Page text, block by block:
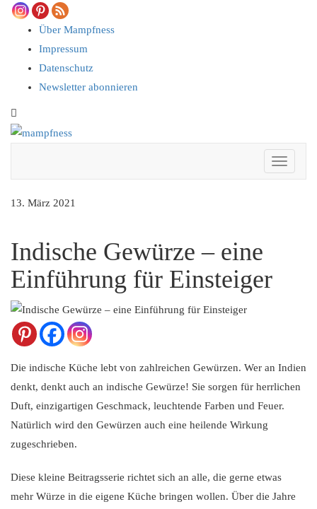
Skip
content
Über Mampfness
Impressum
Datenschutz
Newsletter abonnieren
header
Toggle
13. März 2021
Indische Gewürze – eine
Einführung für Einsteiger
Die indische Küche lebt von zahlreichen Gewürzen. Wer an Indien
denkt, denkt auch an indische Gewürze! Sie sorgen für herrlichen
Duft, einzigartigen Geschmack, leuchtende Farben und Feuer.
Natürlich wird den Gewürzen auch eine heilende Wirkung
zugeschrieben.
Diese kleine Beitragsserie richtet sich an alle, die gerne etwas
mehr Würze in die eigene Küche bringen wollen. Über die Jahre